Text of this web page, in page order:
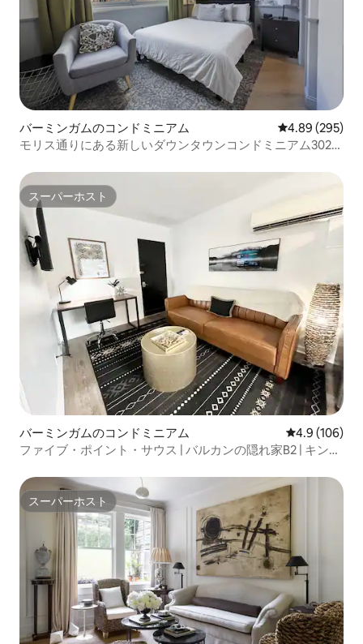
バーミンガムのコンドミニアム レビュー295
4.89 (295)
モリス通りにある新しいダウンタウンコンドミニアム302号
スーパーホスト
スーパーホスト
バーミンガムのコンドミニアム レビュー106
4.9 (106)
ファイブ・ポイント・サウス | バルカンの隠れ家B2 | キング
スーパーホスト
スーパーホスト